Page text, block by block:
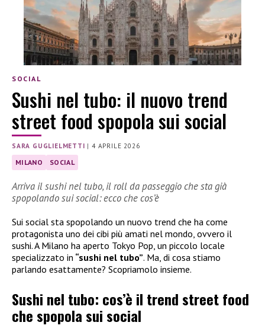
SOCIAL
Sushi nel tubo: il nuovo trend
street food spopola sui social
SARA GUGLIELMETTI |4 APRILE 2026
MILANO SOCIAL
Arriva il sushi nel tubo, il roll da passeggio che sta già
spopolando sui social: ecco che cos’è
Sui social sta spopolando un nuovo trend che ha come
protagonista uno dei cibi più amati nel mondo, ovvero il
sushi. A Milano ha aperto Tokyo Pop, un piccolo locale
specializzato in “sushi nel tubo”. Ma, di cosa stiamo
parlando esattamente? Scopriamolo insieme.
Sushi nel tubo: cos’è il trend street food
che spopola sui social